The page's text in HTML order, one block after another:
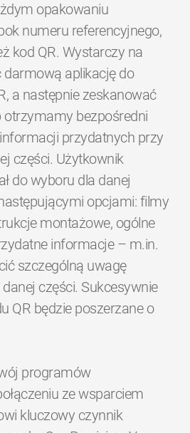
opakowaniu
numeru referencyjnego,
kod QR. Wystarczy na
aplikację do
a następnie zeskanować
otrzymamy bezpośredni
przydatnych przy
części. Użytkownik
do wyboru dla danej
opcjami: filmy
montażowe, ogólne
informacje – m.in.
szczególną uwagę
części. Sukcesywnie
QR będzie poszerzane o
programów
ze wsparciem
kluczowy czynnik